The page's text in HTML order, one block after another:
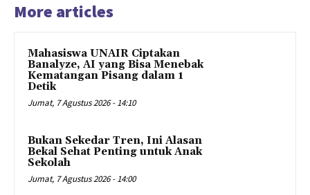
More articles
Mahasiswa UNAIR Ciptakan
Banalyze, AI yang Bisa Menebak
Kematangan Pisang dalam 1
Detik
Jumat, 7 Agustus 2026 - 14:10
Bukan Sekedar Tren, Ini Alasan
Bekal Sehat Penting untuk Anak
Sekolah
Jumat, 7 Agustus 2026 - 14:00